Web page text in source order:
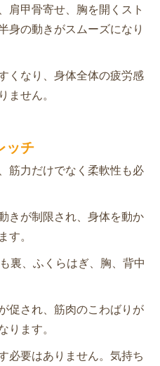
肩甲骨寄せ、胸を開くスト
身の動きがスムーズになり
くなり、身体全体の疲労感
せん。
ッチ
筋力だけでなく柔軟性も必
きが制限され、身体を動か
。
裏、ふくらはぎ、胸、背中
促され、筋肉のこわばりが
ます。
必要はありません。気持ち